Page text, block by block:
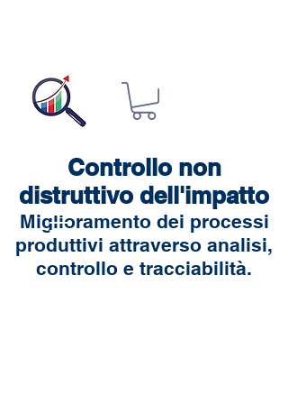
Controllo non
distruttivo dell'impatto
Miglioramento dei processi
produttivi attraverso analisi,
controllo e tracciabilità.